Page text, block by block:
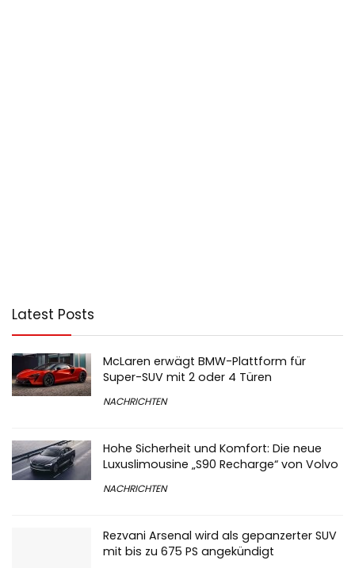
Latest Posts
McLaren erwägt BMW-Plattform für
Super-SUV mit 2 oder 4 Türen
NACHRICHTEN
Hohe Sicherheit und Komfort: Die neue
Luxuslimousine „S90 Recharge“ von Volvo
NACHRICHTEN
Rezvani Arsenal wird als gepanzerter SUV
mit bis zu 675 PS angekündigt